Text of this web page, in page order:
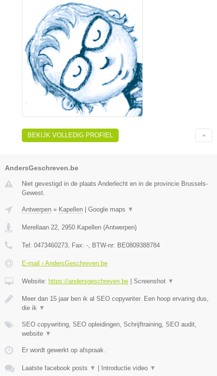
BEKIJK VOLLEDIG PROFIEL
AndersGeschreven.be
Niet gevestigd in de plaats Anderlecht en in de provincie Brussels-
Gewest.
Antwerpen » Kapellen Google maps ▼
Merellaan 22, 2950 Kapellen (Antwerpen)
Tel: 0473460273, Fax: -, BTW-nr: BE0809388784
E-mail › AndersGeschreven.be
Website: https://andersgeschreven.be Screenshot ▼
Meer dan 15 jaar ben ik al SEO copywriter. Een hoop ervaring dus,
die ik ▼
SEO copywriting, SEO opleidingen, Schrijftraining, SEO audit,
website ▼
Er wordt gewerkt op afspraak.
Laatste facebook posts ▼ Introductie video ▼